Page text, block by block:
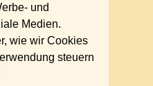
und
Medien.
wie wir Cookies
steuern
Marzahn
Neukölln